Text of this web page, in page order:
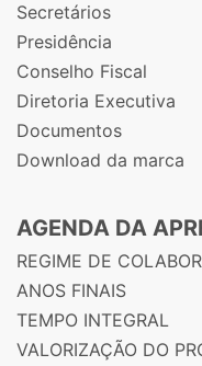
Secretários
Presidência
Conselho Fiscal
Diretoria Executiva
Documentos
Download da marca
AGENDA DA
REGIME DE
ANOS FINAIS
TEMPO INTEGRAL
VALORIZAÇÃO DO